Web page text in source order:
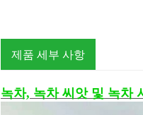
제품 세부 사항
녹차, 녹차 씨앗 및 녹차